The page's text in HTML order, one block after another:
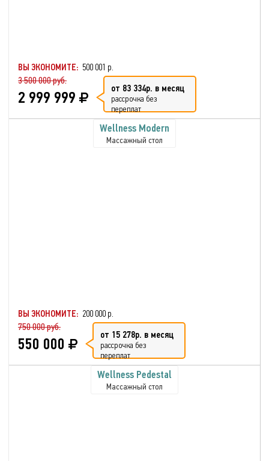
ВЫ ЭКОНОМИТЕ: 500 001 р.
3 500 000 руб.
2 999 999 от 83 334р. в месяц
рассрочка без
переплат
Wellness Modern
Массажный стол
ВЫ ЭКОНОМИТЕ: 200 000 р.
750 000 руб.
550 000 от 15 278р. в месяц
рассрочка без
переплат
Wellness Pedestal
Массажный стол